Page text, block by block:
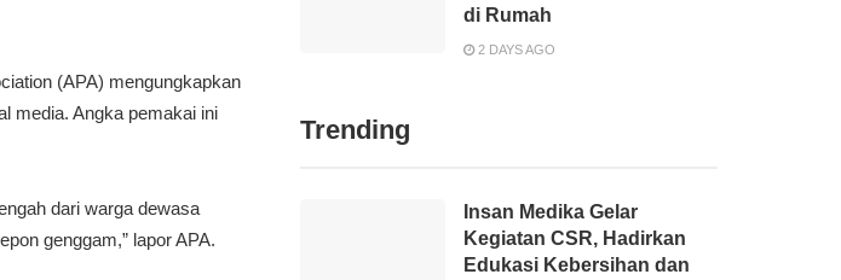
(APA) mengungkapkan
media. Angka pemakai ini
dari warga dewasa
genggam,” lapor APA.
di Rumah
2 DAYS AGO
Trending
Insan Medika Gelar
Kegiatan CSR, Hadirkan
Edukasi Kebersihan dan